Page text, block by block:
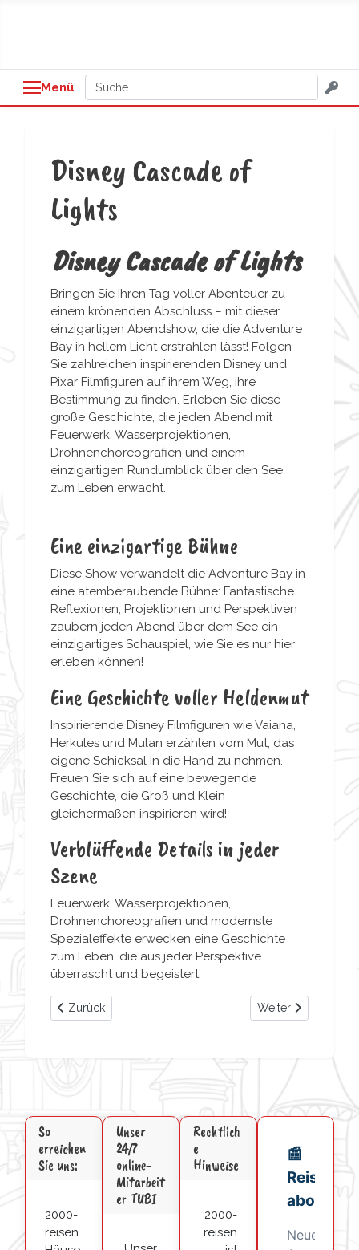
Menü Suchen
Disney Cascade of
Lights
Disney Cascade of Lights
Bringen Sie Ihren Tag voller Abenteuer zu
einem krönenden Abschluss – mit dieser
einzigartigen Abendshow, die die Adventure
Bay in hellem Licht erstrahlen lässt! Folgen
Sie zahlreichen inspirierenden Disney und
Pixar Filmfiguren auf ihrem Weg, ihre
Bestimmung zu finden. Erleben Sie diese
große Geschichte, die jeden Abend mit
Feuerwerk, Wasserprojektionen,
Drohnenchoreografien und einem
einzigartigen Rundumblick über den See
zum Leben erwacht.
Eine einzigartige Bühne
Diese Show verwandelt die Adventure Bay in
eine atemberaubende Bühne: Fantastische
Reflexionen, Projektionen und Perspektiven
zaubern jeden Abend über dem See ein
einzigartiges Schauspiel, wie Sie es nur hier
erleben können!
Eine Geschichte voller Heldenmut
Inspirierende Disney Filmfiguren wie Vaiana,
Herkules und Mulan erzählen vom Mut, das
eigene Schicksal in die Hand zu nehmen.
Freuen Sie sich auf eine bewegende
Geschichte, die Groß und Klein
gleichermaßen inspirieren wird!
Verblüffende Details in jeder
Szene
Feuerwerk, Wasserprojektionen,
Drohnenchoreografien und modernste
Spezialeffekte erwecken eine Geschichte
zum Leben, die aus jeder Perspektive
überrascht und begeistert.
Vorheriger Beitrag: Musikalischer Moment mit Rapunzel
Zurück Nächster Beitrag:
Weiter
So
erreichen
Sie uns:
2000-
reisen
Unser
24/7
online-
Mitarbeit
er TUBI
Rechtlich
e
Hinweise
2000-
reisen